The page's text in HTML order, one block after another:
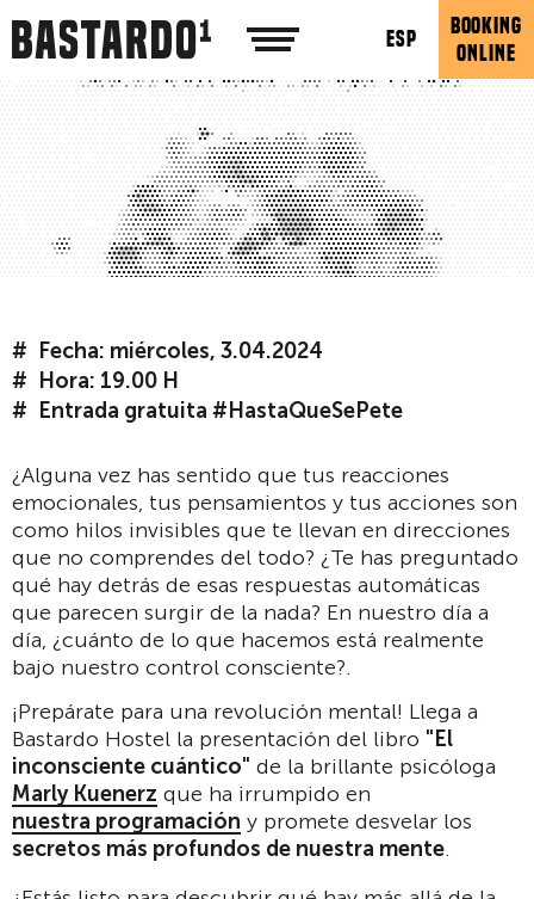
ESP
BOOKING
ONLINE
Fecha: miércoles, 3.04.2024
Hora: 19.00 H
Entrada gratuita #HastaQueSePete
¿Alguna vez has sentido que tus reacciones
emocionales, tus pensamientos y tus acciones son
como hilos invisibles que te llevan en direcciones
que no comprendes del todo? ¿Te has preguntado
qué hay detrás de esas respuestas automáticas
que parecen surgir de la nada? En nuestro día a
día, ¿cuánto de lo que hacemos está realmente
bajo nuestro control consciente?.
¡Prepárate para una revolución mental! Llega a
Bastardo Hostel la presentación del libro "El
inconsciente cuántico" de la brillante psicóloga
Marly Kuenerz que ha irrumpido en
nuestra programación y promete desvelar los
secretos más profundos de nuestra mente.